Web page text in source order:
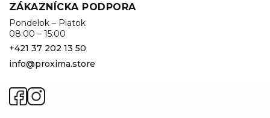
ZÁKAZNÍCKA PODPORA
Pondelok – Piatok
08:00 – 15:00
+421 37 202 13 50
info@proxima.store